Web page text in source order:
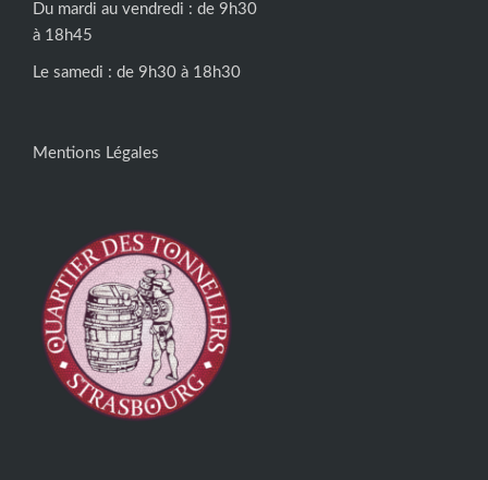
Du mardi au vendredi : de 9h30
à 18h45
Le samedi : de 9h30 à 18h30
Mentions Légales